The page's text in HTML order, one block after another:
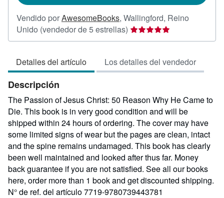
Vendido porAwesomeBooks, Wallingford, Reino
Unido (vendedor de 5 estrellas) Calificación
del
5
de
estrellas
Detalles del artículo Los detalles del vendedor
Descripción
The Passion of Jesus Christ: 50 Reason Why He Came to
Die. This book is in very good condition and will be
shipped within 24 hours of ordering. The cover may have
some limited signs of wear but the pages are clean, intact
and the spine remains undamaged. This book has clearly
been well maintained and looked after thus far. Money
back guarantee if you are not satisfied. See all our books
here, order more than 1 book and get discounted shipping.
N° de ref. del artículo 7719-9780739443781